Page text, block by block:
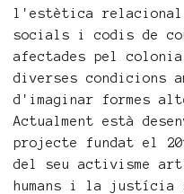
l'estètica relacional
socials i codis de
afectades pel
diverses condicions
d'imaginar formes
Actualment està
projecte fundat el
del seu activisme
humans i la justícia